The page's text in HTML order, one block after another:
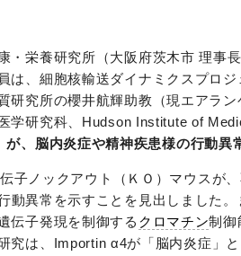
・栄養研究所（大阪府茨木市 理事
は、細胞核輸送ダイナミクスプロ
究所の櫻井航輝助教（現エアラ
学研究科、Hudson Institute of
が、脳内炎症や精神疾患様の行動
子ノックアウト（ＫＯ）マウスが
動異常を示すことを見出しました
伝子発現を制御する クロマチン制御
究は、Importin α4が「脳内炎症」